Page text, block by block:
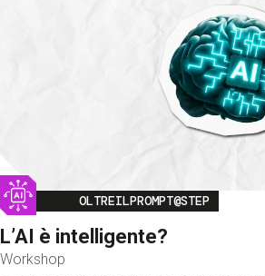
Image
OLTREILPROMPT@STEP
L’AI è intelligente?
Workshop